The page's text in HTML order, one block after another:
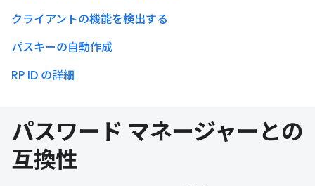
クライアントの機能を検出する
パスキーの自動作成
RP ID の詳細
パスワード マネージャーとの
互換性